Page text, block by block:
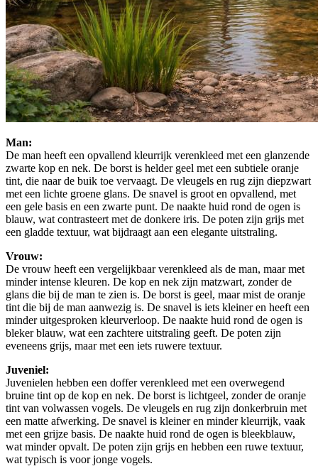
Man:
De man heeft een opvallend kleurrijk verenkleed met een glanzende
zwarte kop en nek. De borst is helder geel met een subtiele oranje
tint, die naar de buik toe vervaagt. De vleugels en rug zijn diepzwart
met een lichte groene glans. De snavel is groot en opvallend, met
een gele basis en een zwarte punt. De naakte huid rond de ogen is
blauw, wat contrasteert met de donkere iris. De poten zijn grijs met
een gladde textuur, wat bijdraagt aan een elegante uitstraling.
Vrouw:
De vrouw heeft een vergelijkbaar verenkleed als de man, maar met
minder intense kleuren. De kop en nek zijn matzwart, zonder de
glans die bij de man te zien is. De borst is geel, maar mist de oranje
tint die bij de man aanwezig is. De snavel is iets kleiner en heeft een
minder uitgesproken kleurverloop. De naakte huid rond de ogen is
bleker blauw, wat een zachtere uitstraling geeft. De poten zijn
eveneens grijs, maar met een iets ruwere textuur.
Juveniel:
Juvenielen hebben een doffer verenkleed met een overwegend
bruine tint op de kop en nek. De borst is lichtgeel, zonder de oranje
tint van volwassen vogels. De vleugels en rug zijn donkerbruin met
een matte afwerking. De snavel is kleiner en minder kleurrijk, vaak
met een grijze basis. De naakte huid rond de ogen is bleekblauw,
wat minder opvalt. De poten zijn grijs en hebben een ruwe textuur,
wat typisch is voor jonge vogels.